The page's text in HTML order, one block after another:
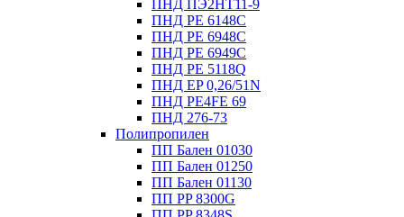
ПНД ПЭ2НТ11-9
ПНД PE 6148C
ПНД PE 6948C
ПНД PE 6949C
ПНД PE 5118Q
ПНД EP 0,26/51N
ПНД PE4FE 69
ПНД 276-73
Полипропилен
ПП Бален 01030
ПП Бален 01250
ПП Бален 01130
ПП PP 8300G